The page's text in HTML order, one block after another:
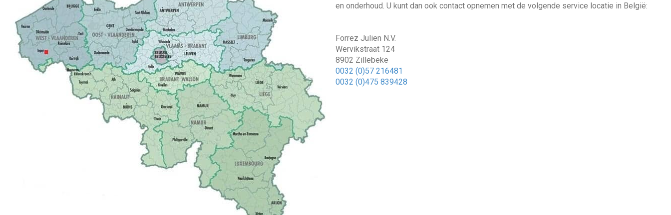
en onderhoud. U kunt dan ook contact opnemen met de volgende service locatie in België:
Forrez Julien N.V.
Wervikstraat 124
8902 Zillebeke
0032 (0)57 216481
0032 (0)475 839428